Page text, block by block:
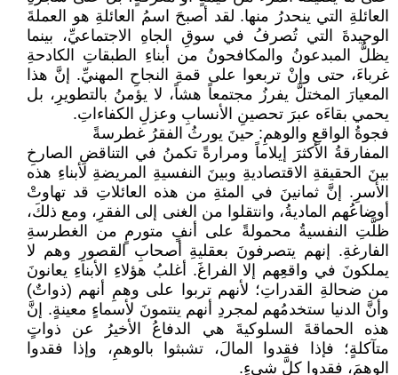
العائلةِ التي ينحدرُ منها. لقد أصبحَ اسمُ العائلةِ هو العملةَ
الوحيدةَ التي تُصرفُ في سوقِ الجاهِ الاجتماعيِّ، بينما
يظلُّ المبدعونُ والمكافحونُ من أبناءِ الطبقاتِ الكادحةِ
غرباءَ، حتى وإنْ تربعوا على قمةِ النجاحِ المهنيِّ. إنَّ هذا
المعيارَ المختلَّ يفرزُ مجتمعاً هشاً، لا يؤمنُ بالتطويرِ، بل
يحمي بقاءَه عبرَ تحصينِ الأنسابِ وعزلِ الكفاءاتِ.
فجوةُ الواقعِ والوهمِ: حينَ يورثُ الفقرُ غطرسةً
المفارقةُ الأكثرَ إيلاماً ومرارةً تكمنُ في التناقضِ الصارخِ
بينَ الحقيقةِ الاقتصاديةِ وبينَ النفسيةِ المريضةِ لأبناءِ هذه
الأسرِ. إنَّ ثمانينَ في المئةِ من هذه العائلاتِ قد تهاوتْ
أوضاعُهم الماديةُ، وانتقلوا من الغنى إلى الفقرِ، ومع ذلكَ،
ظلَّتِ النفسيةُ محمولةً على أنفٍ متورمٍ من الغطرسةِ
الفارغةِ. إنهم يتصرفونَ بعقليةِ أصحابِ القصورِ وهم لا
يملكونَ في واقعِهم إلا الفراغَ. أغلبُ هؤلاءِ الأبناءِ يعانونَ
من ضحالةِ القدراتِ؛ لأنهم تربوا على وهمِ أنهم (ذواتٌ)
وأنَّ الدنيا ستخدمُهم لمجردِ أنهم ينتمونَ لأسماءٍ معينةٍ. إنَّ
هذه الحماقةَ السلوكيةَ هي الدفاعُ الأخيرُ عن ذواتٍ
متآكلةٍ؛ فإذا فقدوا المالَ، تشبثوا بالوهمِ، وإذا فقدوا
الوهمَ، فقدوا كلَّ شيءٍ.